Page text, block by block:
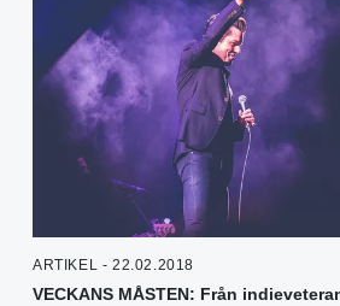
ARTIKEL - 22.02.2018
VECKANS MÅSTEN: Från